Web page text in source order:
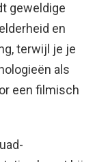
geweldige
en
terwijl je je
als
een filmisch